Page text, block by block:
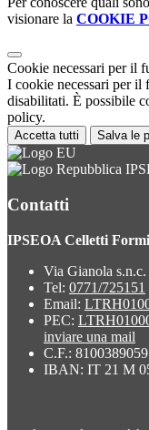
visionare la COOKIE
Cookie necessari per il
I cookie necessari per il
disabilitati. È possibile
policy.
Accetta tutti Salva le
Contatti
IPSEOA Celletti
Via Gianola
Tel: 0771/725151
Email:
PEC:
inviare una mail
C.F.:
IBAN: IT 21 M